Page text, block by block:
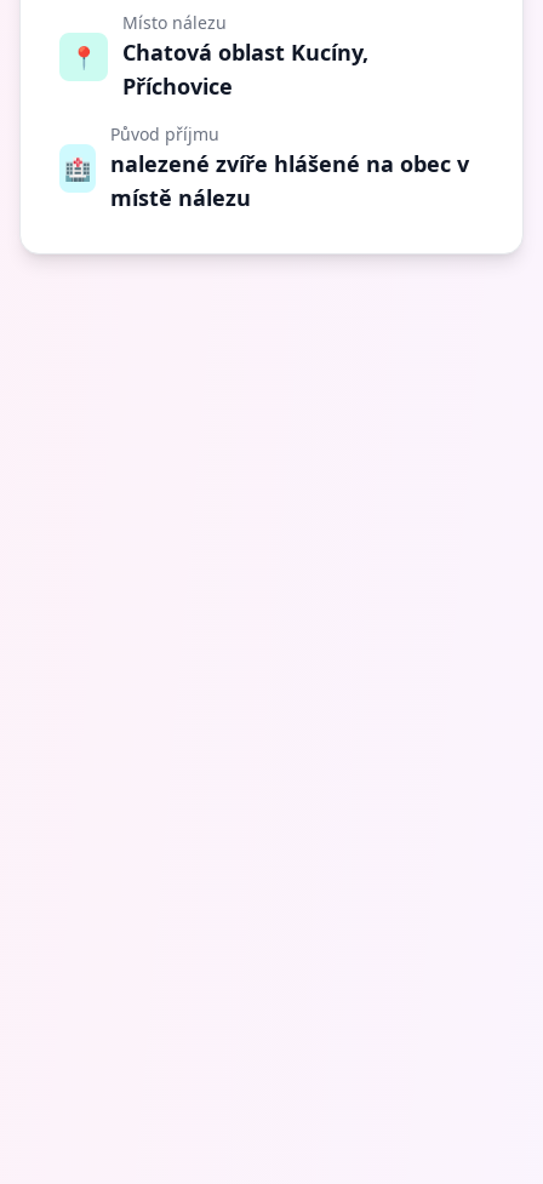
📍
Místo nálezu
Chatová oblast Kucíny,
Příchovice
🏥
Původ příjmu
nalezené zvíře hlášené na obec v
místě nálezu